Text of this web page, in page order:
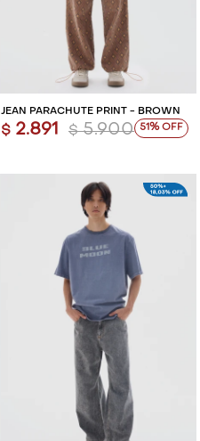
JEAN PARACHUTE PRINT - BROWN
$ 2.891 $ 5.900 51